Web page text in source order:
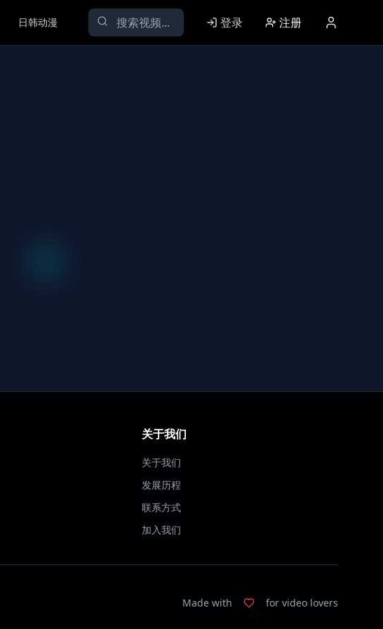
日韩动漫 登录 注册
关于我们
关于我们
发展历程
联系方式
加入我们
Made with for video lovers